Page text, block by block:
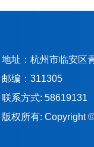
地址：杭州市临安区
邮编：311305
联系方式: 58619131
版权所有: Copyright